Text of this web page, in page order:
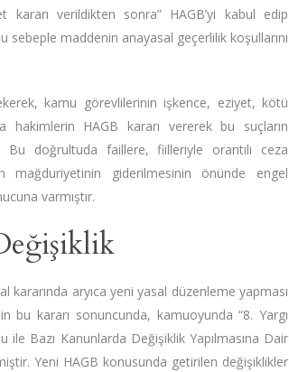
verildikten sonra” HAGB’yi kabul edip
maddenin anayasal geçerlilik koşullarını
kamu görevlilerinin işkence, eziyet, kötü
hakimlerin HAGB kararı vererek bu suçların
Bu doğrultuda faillere, fiilleriyle orantılı ceza
mağduriyetinin giderilmesinin önünde engel
varmıştır.
aryıca yeni yasal düzenleme yapması
bu kararı sonuncunda, kamuoyunda “8. Yargı
Bazı Kanunlarda Değişiklik Yapılmasına Dair
Yeni HAGB konusunda getirilen değişiklikler